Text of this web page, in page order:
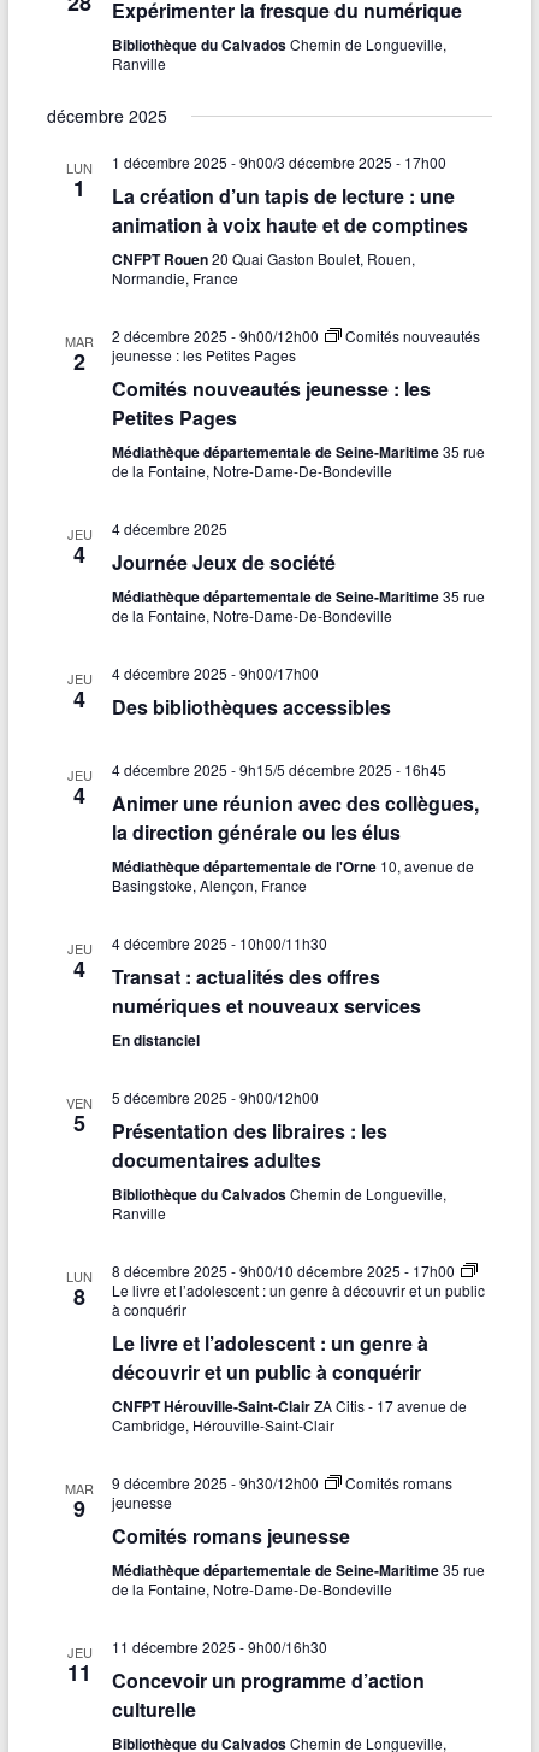
Expérimenter la fresque du numérique
Bibliothèque du CalvadosChemin de Longueville,
Ranville
décembre 2025
LUN
1
1 décembre 2025 - 9h00/3 décembre 2025 - 17h00
La création d’un tapis de lecture : une
animation à voix haute et de comptines
CNFPT Rouen20 Quai Gaston Boulet, Rouen,
Normandie, France
MAR
2
2 décembre 2025 - 9h00/12h00
Comités nouveautés
jeunesse : les Petites Pages
Comités nouveautés jeunesse : les
Petites Pages
Médiathèque départementale de Seine-Maritime35 rue
de la Fontaine, Notre-Dame-De-Bondeville
JEU
4
4 décembre 2025
Journée Jeux de société
Médiathèque départementale de Seine-Maritime35 rue
de la Fontaine, Notre-Dame-De-Bondeville
JEU
4
4 décembre 2025 - 9h00/17h00
Des bibliothèques accessibles
JEU
4
4 décembre 2025 - 9h15/5 décembre 2025 - 16h45
Animer une réunion avec des collègues,
la direction générale ou les élus
Médiathèque départementale de l'Orne 10, avenue de
Basingstoke, Alençon, France
JEU
4
4 décembre 2025 - 10h00/11h30
Transat : actualités des offres
numériques et nouveaux services
En distanciel
VEN
5
5 décembre 2025 - 9h00/12h00
Présentation des libraires : les
documentaires adultes
Bibliothèque du CalvadosChemin de Longueville,
Ranville
LUN
8
8 décembre 2025 - 9h00/10 décembre 2025 - 17h00
Le livre et l’adolescent : un genre à découvrir et un public
à conquérir
Le livre et l’adolescent : un genre à
découvrir et un public à conquérir
CNFPT Hérouville-Saint-ClairZA Citis - 17 avenue de
Cambridge, Hérouville-Saint-Clair
MAR
9
9 décembre 2025 - 9h30/12h00
Comités romans
jeunesse
Comités romans jeunesse
Médiathèque départementale de Seine-Maritime35 rue
de la Fontaine, Notre-Dame-De-Bondeville
JEU
11
11 décembre 2025 - 9h00/16h30
Concevoir un programme d’action
culturelle
Bibliothèque du CalvadosChemin de Longueville,